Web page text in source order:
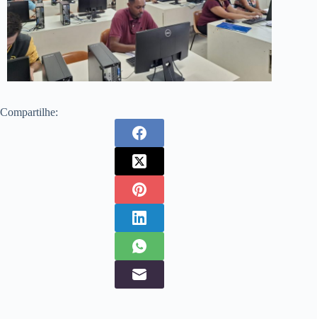
Compartilhe: